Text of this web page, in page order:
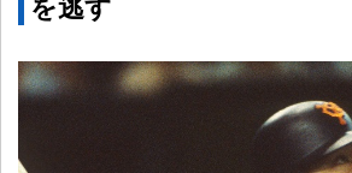
を逃す